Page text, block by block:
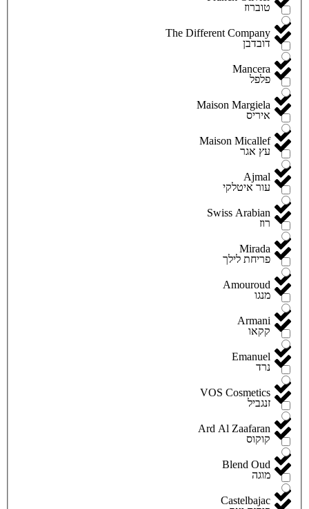
The Different Company
Mancera
Maison Margiela
Maison Micallef
Ajmal
Swiss Arabian
Mirada
Amouroud
Armani
Emanuel
VOS Cosmetics
Ard Al Zaafaran
Blend Oud
Castelbajac
טוברוז
דובדבן
פלפל
איריס
עץ אגר
עור איטלקי
רוז
פריחת לילך
מנגו
קקאו
נרד
זנגביל
קוקוס
מוגה